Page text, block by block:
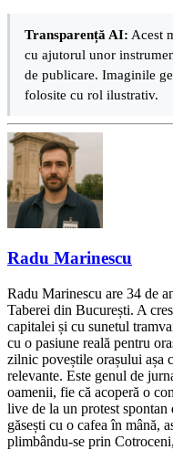
Transparență AI: Acest
cu ajutorul unor
de publicare. Imaginile
folosite cu rol ilustrativ.
Radu Marinescu
Radu Marinescu are 34 de
Taberei din București. A
capitalei și cu sunetul
cu o pasiune reală pentru
zilnic poveștile orașului așa
relevante. Este genul de
oamenii, fie că acoperă o
live de la un protest
găsești cu o cafea în mână,
plimbându-se prin